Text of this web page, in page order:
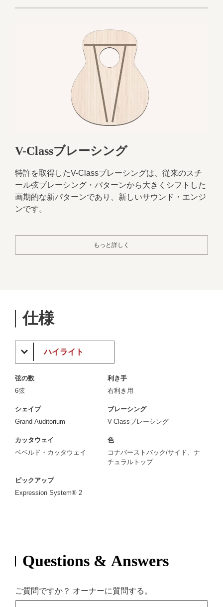
V-Classブレーシング
特許を取得したV-Classブレーシングは、従来のスチ
ール弦ブレーシング・パターンから大きくシフトした
画期的な新パターンであり、新しいサウンド・エンジ
ンです。
もっと詳しく
仕様
ハイライト
弦の数
6弦
利き手
右利き用
シェイプ
Grand Auditorium
ブレーシング
V-Classブレーシング
カッタウェイ
ベベルド・カッタウェイ
色
コナバーストバック/サイド、ナ
チュラルトップ
ピックアップ
Expression System® 2
Questions & Answers
ご質問ですか？ オーナーに質問する。